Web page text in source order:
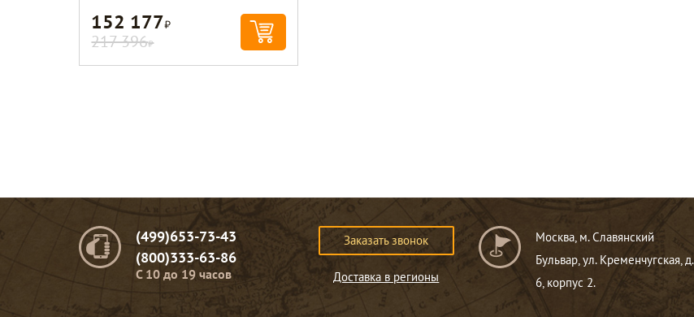
152 177Р
217 396Р
(499)653-73-43
(800)333-63-86
C 10 до 19 часов
Заказать звонок
Доставка в регионы
Москва, м. Славянский
Бульвар, ул. Кременчугская, д.
6, корпус 2.